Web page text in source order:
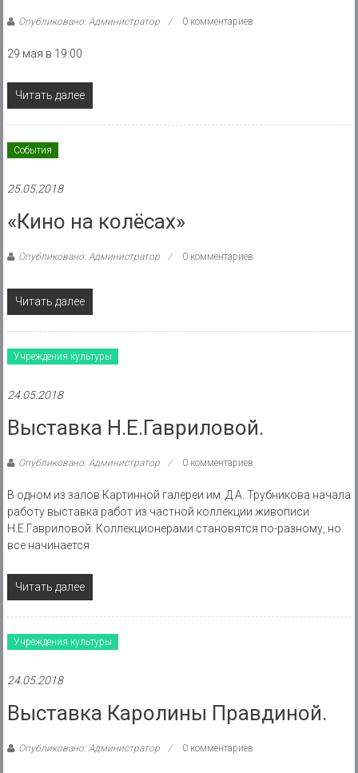
Опубликовано: Администратор 0 комментариев
29 мая в 19:00
Читать далее
События
25.05.2018
«Кино на колёсах»
Опубликовано: Администратор 0 комментариев
Читать далее
Учреждения культуры
24.05.2018
Выставка Н.Е.Гавриловой.
Опубликовано: Администратор 0 комментариев
В одном из залов Картинной галереи им. Д.А. Трубникова начала
работу выставка работ из частной коллекции живописи
Н.Е.Гавриловой. Коллекционерами становятся по-разному, но
все начинается
Читать далее
Учреждения культуры
24.05.2018
Выставка Каролины Правдиной.
Опубликовано: Администратор 0 комментариев